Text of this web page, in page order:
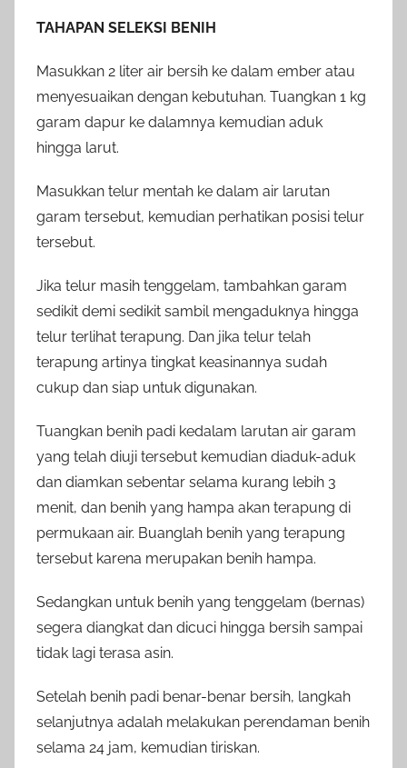
TAHAPAN SELEKSI BENIH
Masukkan 2 liter air bersih ke dalam ember atau
menyesuaikan dengan kebutuhan. Tuangkan 1 kg
garam dapur ke dalamnya kemudian aduk
hingga larut.
Masukkan telur mentah ke dalam air larutan
garam tersebut, kemudian perhatikan posisi telur
tersebut.
Jika telur masih tenggelam, tambahkan garam
sedikit demi sedikit sambil mengaduknya hingga
telur terlihat terapung. Dan jika telur telah
terapung artinya tingkat keasinannya sudah
cukup dan siap untuk digunakan.
Tuangkan benih padi kedalam larutan air garam
yang telah diuji tersebut kemudian diaduk-aduk
dan diamkan sebentar selama kurang lebih 3
menit, dan benih yang hampa akan terapung di
permukaan air. Buanglah benih yang terapung
tersebut karena merupakan benih hampa.
Sedangkan untuk benih yang tenggelam (bernas)
segera diangkat dan dicuci hingga bersih sampai
tidak lagi terasa asin.
Setelah benih padi benar-benar bersih, langkah
selanjutnya adalah melakukan perendaman benih
selama 24 jam, kemudian tiriskan.